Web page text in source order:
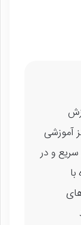
آموزشی
و در